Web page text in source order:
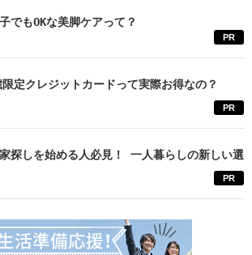
でもOKな美脚ケアって？
PR
定クレジットカードって実際お得なの？
PR
探しを始める人必見！ 一人暮らしの新しい選
PR